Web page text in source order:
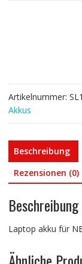
Artikelnummer:
Akkus
Beschreibung
Rezensionen (0)
Beschreibung
Laptop akku für